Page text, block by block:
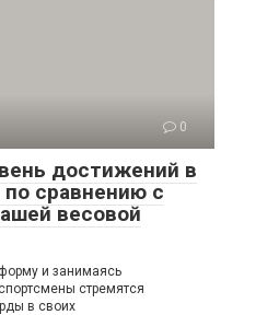
0
достижений в
по сравнению с
весовой
и занимаясь
стремятся
в своих